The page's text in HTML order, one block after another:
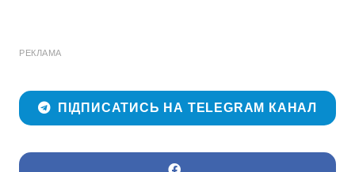
РЕКЛАМА
ПІДПИСАТИСЬ НА TELEGRAM КАНАЛ